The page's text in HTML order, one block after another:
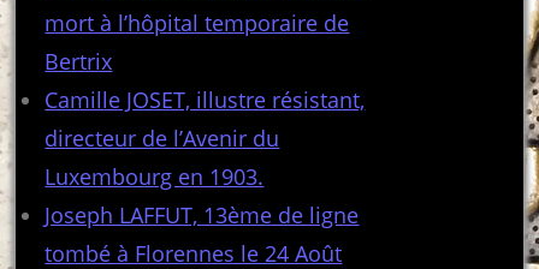
mort à l’hôpital temporaire de
Bertrix
Camille JOSET, illustre résistant,
directeur de l’Avenir du
Luxembourg en 1903.
Joseph LAFFUT, 13ème de ligne
tombé à Florennes le 24 Août